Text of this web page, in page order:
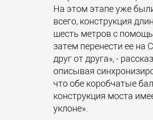
На этом этапе уже
всего, конструкция
шесть метров с
затем перенести ее
друг от друга», -
описывая
что обе коробчатые
конструкция моста
уклоне».